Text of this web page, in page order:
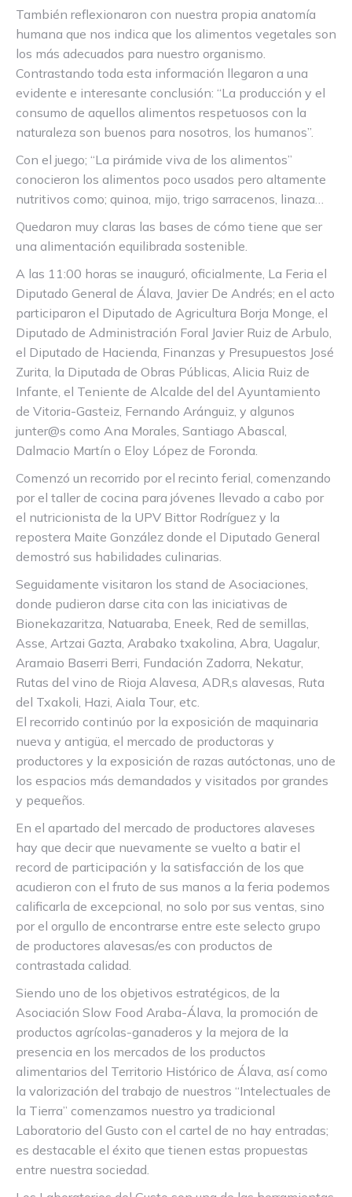
También reflexionaron con nuestra propia anatomía
humana que nos indica que los alimentos vegetales son
los más adecuados para nuestro organismo.
Contrastando toda esta información llegaron a una
evidente e interesante conclusión: “La producción y el
consumo de aquellos alimentos respetuosos con la
naturaleza son buenos para nosotros, los humanos”.
Con el juego; “La pirámide viva de los alimentos”
conocieron los alimentos poco usados pero altamente
nutritivos como; quinoa, mijo, trigo sarracenos, linaza…
Quedaron muy claras las bases de cómo tiene que ser
una alimentación equilibrada sostenible.
A las 11:00 horas se inauguró, oficialmente, La Feria el
Diputado General de Álava, Javier De Andrés; en el acto
participaron el Diputado de Agricultura Borja Monge, el
Diputado de Administración Foral Javier Ruiz de Arbulo,
el Diputado de Hacienda, Finanzas y Presupuestos José
Zurita, la Diputada de Obras Públicas, Alicia Ruiz de
Infante, el Teniente de Alcalde del del Ayuntamiento
de Vitoria-Gasteiz, Fernando Aránguiz, y algunos
junter@s como Ana Morales, Santiago Abascal,
Dalmacio Martín o Eloy López de Foronda.
Comenzó un recorrido por el recinto ferial, comenzando
por el taller de cocina para jóvenes llevado a cabo por
el nutricionista de la UPV Bittor Rodríguez y la
repostera Maite González donde el Diputado General
demostró sus habilidades culinarias.
Seguidamente visitaron los stand de Asociaciones,
donde pudieron darse cita con las iniciativas de
Bionekazaritza, Natuaraba, Eneek, Red de semillas,
Asse, Artzai Gazta, Arabako txakolina, Abra, Uagalur,
Aramaio Baserri Berri, Fundación Zadorra, Nekatur,
Rutas del vino de Rioja Alavesa, ADR,s alavesas, Ruta
del Txakoli, Hazi, Aiala Tour, etc.
El recorrido continúo por la exposición de maquinaria
nueva y antigüa, el mercado de productoras y
productores y la exposición de razas autóctonas, uno de
los espacios más demandados y visitados por grandes
y pequeños.
En el apartado del mercado de productores alaveses
hay que decir que nuevamente se vuelto a batir el
record de participación y la satisfacción de los que
acudieron con el fruto de sus manos a la feria podemos
calificarla de excepcional, no solo por sus ventas, sino
por el orgullo de encontrarse entre este selecto grupo
de productores alavesas/es con productos de
contrastada calidad.
Siendo uno de los objetivos estratégicos, de la
Asociación Slow Food Araba-Álava, la promoción de
productos agrícolas-ganaderos y la mejora de la
presencia en los mercados de los productos
alimentarios del Territorio Histórico de Álava, así como
la valorización del trabajo de nuestros “Intelectuales de
la Tierra” comenzamos nuestro ya tradicional
Laboratorio del Gusto con el cartel de no hay entradas;
es destacable el éxito que tienen estas propuestas
entre nuestra sociedad.